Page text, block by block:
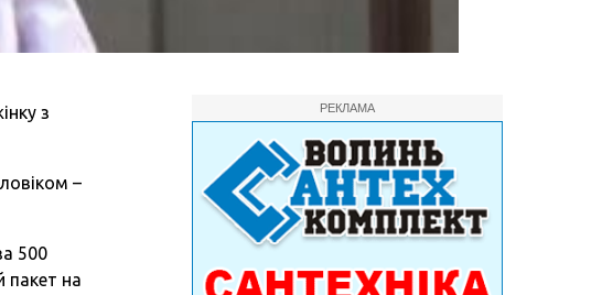
з
–
500
пакет на
РЕКЛАМА